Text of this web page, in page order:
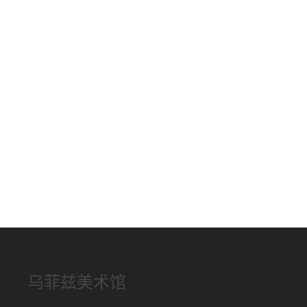
乌菲兹美术馆